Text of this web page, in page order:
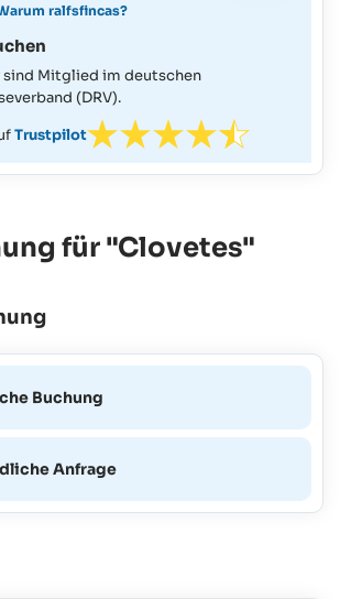
ralfsfincas?
sind Mitglied im deutschen
(DRV).
Trustpilot
für "Clovetes"
Buchung
ist für diesen Zeitraum nicht
Anfrage